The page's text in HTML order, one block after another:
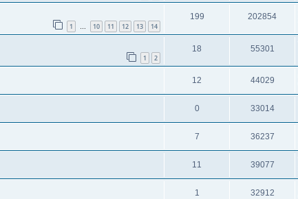
1 … 10 11 12 13 14
199 202854
1 2
18 55301
12 44029
0 33014
7 36237
11 39077
1 32912